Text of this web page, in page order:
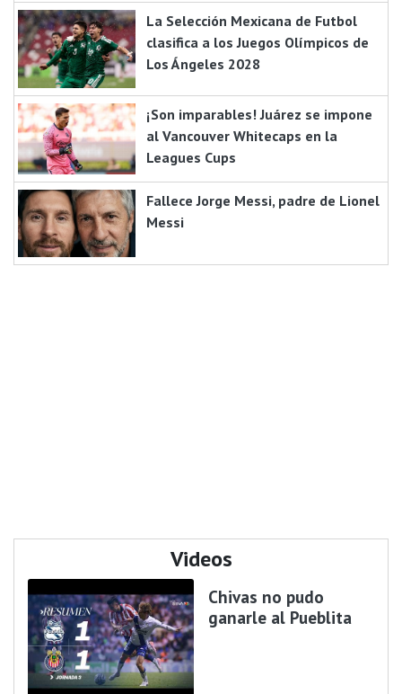
La Selección Mexicana de Futbol
clasifica a los Juegos Olímpicos de
Los Ángeles 2028
¡Son imparables! Juárez se impone
al Vancouver Whitecaps en la
Leagues Cups
Fallece Jorge Messi, padre de Lionel
Messi
Videos
Chivas no pudo
ganarle al Pueblita